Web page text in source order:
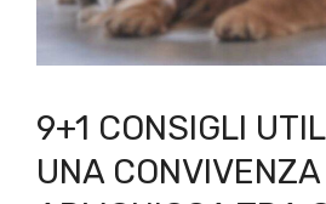
9+1 CONSIGLI
UNA CONVIVENZA